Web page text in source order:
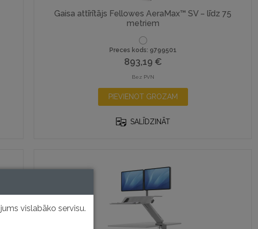
Gaisa attīrītājs Fellowes AeraMax™ SV – līdz 75
metriem
Preces kods: 9799501
893,19 €
Bez PVN
PIEVIENOT GROZAM
SALĪDZINĀT
vislabāko servisu.